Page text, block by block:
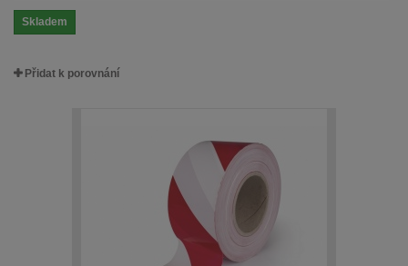
Skladem
Přidat k porovnání